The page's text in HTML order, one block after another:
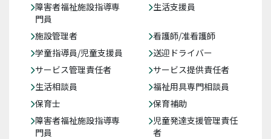
障害者福祉施設指導専
門員
生活支援員
施設管理者
看護師/准看護師
学童指導員/児童支援員
送迎ドライバー
サービス管理責任者
サービス提供責任者
生活相談員
福祉用具専門相談員
保育士
保育補助
障害者福祉施設指導専
門員
児童発達支援管理責任
者